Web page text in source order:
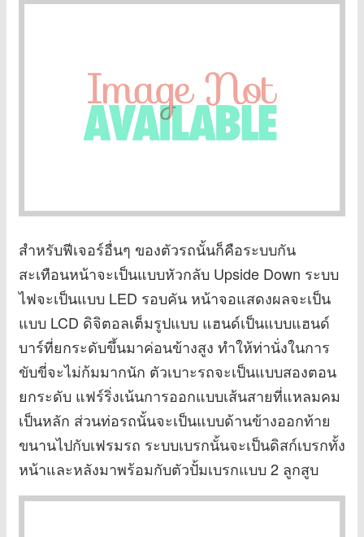
สำหรับฟีเจอร์อื่นๆ ของตัวรถนั้นก็คือระบบกัน
สะเทือนหน้าจะเป็นแบบหัวกลับ Upside Down ระบบ
ไฟจะเป็นแบบ LED รอบคัน หน้าจอแสดงผลจะเป็น
แบบ LCD ดิจิตอลเต็มรูปแบบ แฮนด์เป็นแบบแฮนด์
บาร์ที่ยกระดับขึ้นมาค่อนข้างสูง ทำให้ท่านั่งในการ
ขับขี่จะไม่ก้มมากนัก ตัวเบาะรถจะเป็นแบบสองตอน
ยกระดับ แฟร์ริ่งเน้นการออกแบบเส้นสายที่แหลมคม
เป็นหลัก ส่วนท่อรถนั้นจะเป็นแบบด้านข้างออกท้าย
ขนานไปกับเฟรมรถ ระบบเบรกนั้นจะเป็นดิสก์เบรกทั้ง
หน้าและหลังมาพร้อมกับตัวปั้มเบรกแบบ 2 ลูกสูบ